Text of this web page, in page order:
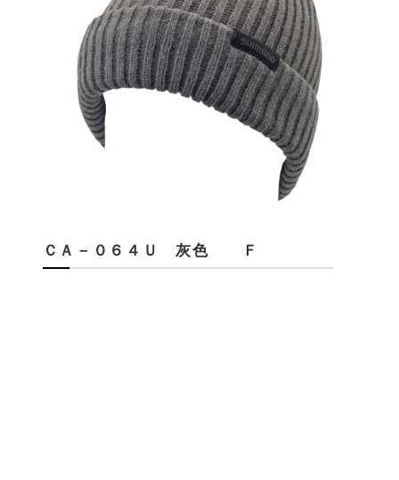
ＣＡ－０６４Ｕ 灰色 Ｆ